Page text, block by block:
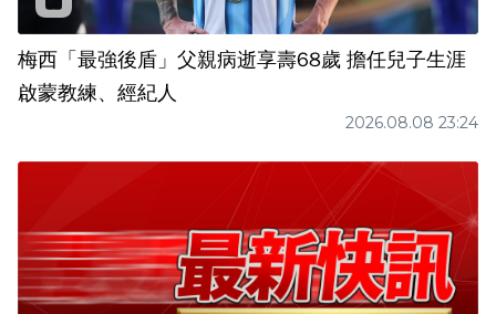
梅西「最強後盾」父親病逝享壽68歲 擔任兒子生涯
啟蒙教練、經紀人
2026.08.08 23:24